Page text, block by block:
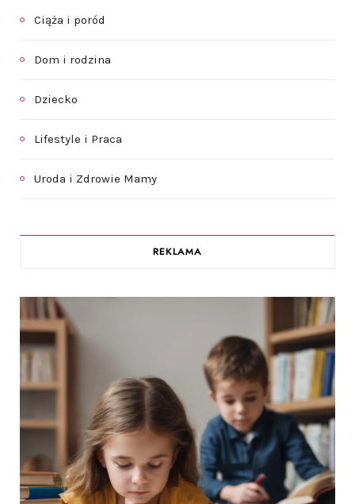
Ciąża i poród
Dom i rodzina
Dziecko
Lifestyle i Praca
Uroda i Zdrowie Mamy
REKLAMA